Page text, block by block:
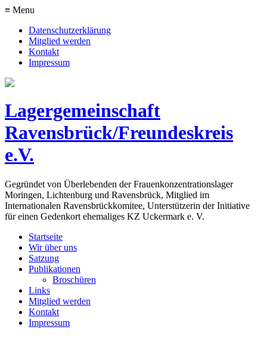
≡ Menu
Datenschutzerklärung
Mitglied werden
Kontakt
Impressum
Lagergemeinschaft
Ravensbrück/Freundeskreis
e.V.
Gegründet von Überlebenden der Frauenkonzentrationslager
Moringen, Lichtenburg und Ravensbrück, Mitglied im
Internationalen Ravensbrückkomitee, Unterstützerin der Initiative
für einen Gedenkort ehemaliges KZ Uckermark e. V.
Startseite
Wir über uns
Satzung
Publikationen
Broschüren
Links
Mitglied werden
Kontakt
Impressum